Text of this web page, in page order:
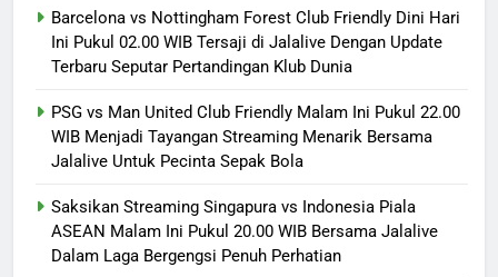
Barcelona vs Nottingham Forest Club Friendly Dini Hari
Ini Pukul 02.00 WIB Tersaji di Jalalive Dengan Update
Terbaru Seputar Pertandingan Klub Dunia
PSG vs Man United Club Friendly Malam Ini Pukul 22.00
WIB Menjadi Tayangan Streaming Menarik Bersama
Jalalive Untuk Pecinta Sepak Bola
Saksikan Streaming Singapura vs Indonesia Piala
ASEAN Malam Ini Pukul 20.00 WIB Bersama Jalalive
Dalam Laga Bergengsi Penuh Perhatian